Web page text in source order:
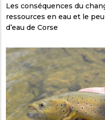
Les conséquences du
ressources en eau et le
d’eau de Corse